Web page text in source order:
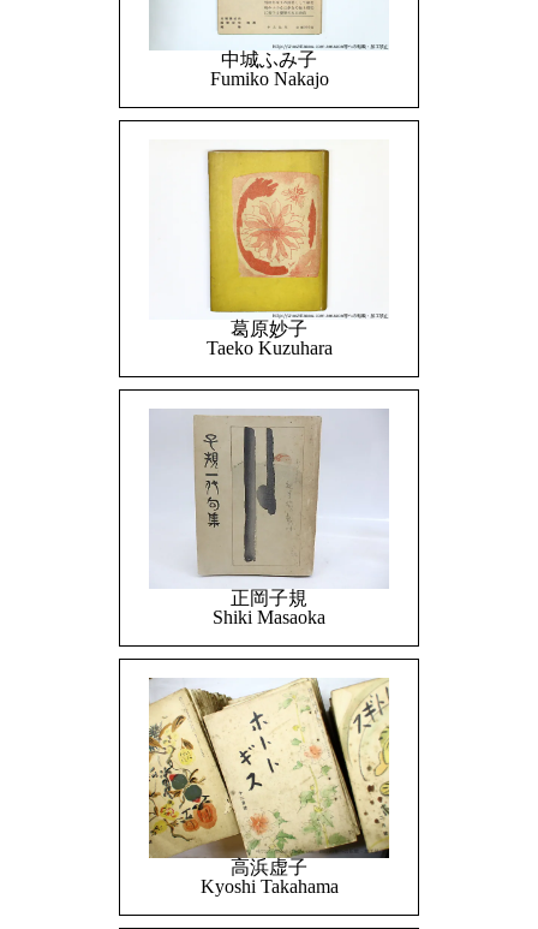
中城ふみ子
Fumiko Nakajo
葛原妙子
Taeko Kuzuhara
正岡子規
Shiki Masaoka
高浜虚子
Kyoshi Takahama